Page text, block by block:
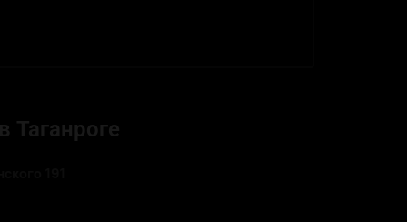
Таганроге